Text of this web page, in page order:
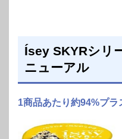
Ísey SKYRシリ
ニューアル
1商品あたり約94%プラ